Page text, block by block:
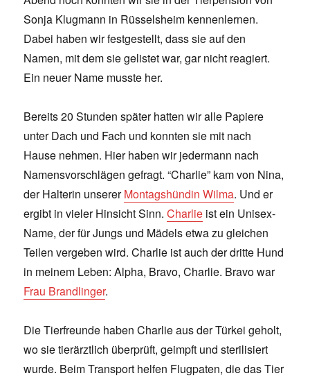
Sonja Klugmann in Rüsselsheim kennenlernen.
Dabei haben wir festgestellt, dass sie auf den
Namen, mit dem sie gelistet war, gar nicht reagiert.
Ein neuer Name musste her.
Bereits 20 Stunden später hatten wir alle Papiere
unter Dach und Fach und konnten sie mit nach
Hause nehmen. Hier haben wir jedermann nach
Namensvorschlägen gefragt. “Charlie” kam von Nina,
der Halterin unsererMontagshündin Wilma. Und er
ergibt in vieler Hinsicht Sinn.Charlie ist ein Unisex-
Name, der für Jungs und Mädels etwa zu gleichen
Teilen vergeben wird. Charlie ist auch der dritte Hund
in meinem Leben: Alpha, Bravo, Charlie. Bravo war
Frau Brandlinger.
Die Tierfreunde haben Charlie aus der Türkei geholt,
wo sie tierärztlich überprüft, geimpft und sterilisiert
wurde. Beim Transport helfen Flugpaten, die das Tier